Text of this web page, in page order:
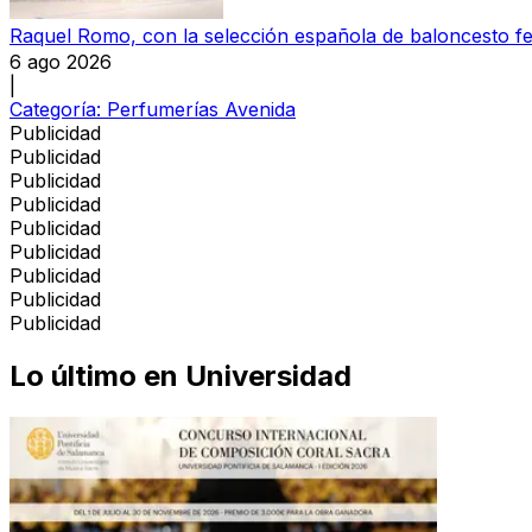
Raquel Romo, con la selección española de baloncesto
6 ago 2026
Categoría: Perfumerías Avenida
Publicidad
Publicidad
Publicidad
Publicidad
Publicidad
Publicidad
Publicidad
Publicidad
Publicidad
Lo último en Universidad